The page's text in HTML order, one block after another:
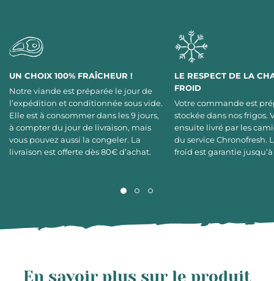
UN CHOIX 100% FRAÎCHEUR !
Notre viande est préparée le jour de
l’expédition et conditionnée sous vide.
Elle est à consommer dans les 9 jours,
à compter du jour de livraison, mais
vous pouvez aussi la congeler. La
livraison est offerte dès 80€ d’achat.
LE RESPECT DE LA
FROID
Votre commande est
stockée dans nos frigos.
ensuite livré par les
du service Chronofresh.
froid est garantie
En savoir plus sur le produit